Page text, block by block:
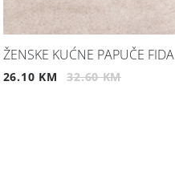
ŽENSKE KUĆNE PAPUČE FIDA
26.10 KM 32.60 KM